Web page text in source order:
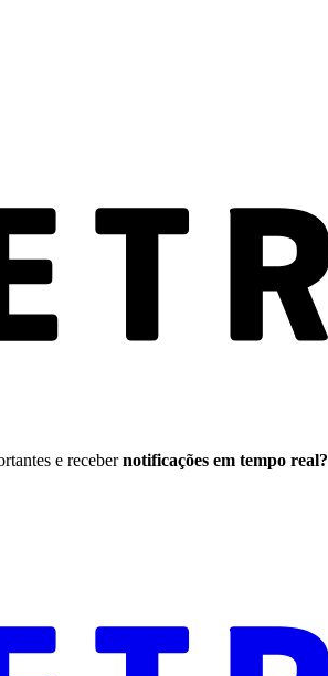
e receber notificações em tempo real?